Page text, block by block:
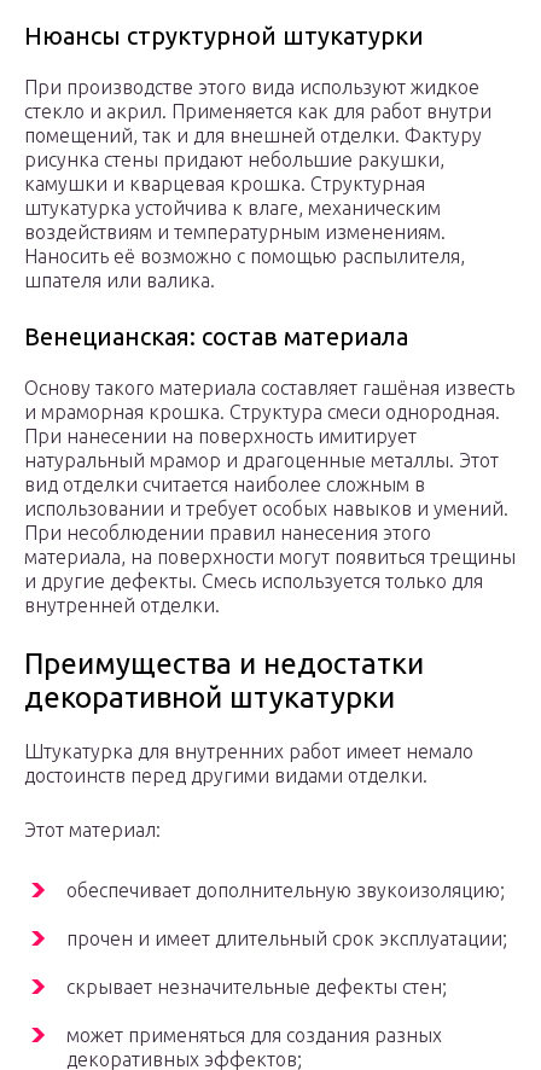
Нюансы структурной штукатурки
При производстве этого вида используют жидкое
стекло и акрил. Применяется как для работ внутри
помещений, так и для внешней отделки. Фактуру
рисунка стены придают небольшие ракушки,
камушки и кварцевая крошка. Структурная
штукатурка устойчива к влаге, механическим
воздействиям и температурным изменениям.
Наносить её возможно с помощью распылителя,
шпателя или валика.
Венецианская: состав материала
Основу такого материала составляет гашёная известь
и мраморная крошка. Структура смеси однородная.
При нанесении на поверхность имитирует
натуральный мрамор и драгоценные металлы. Этот
вид отделки считается наиболее сложным в
использовании и требует особых навыков и умений.
При несоблюдении правил нанесения этого
материала, на поверхности могут появиться трещины
и другие дефекты. Смесь используется только для
внутренней отделки.
Преимущества и недостатки
декоративной штукатурки
Штукатурка для внутренних работ имеет немало
достоинств перед другими видами отделки.
Этот материал:
обеспечивает дополнительную звукоизоляцию;
прочен и имеет длительный срок эксплуатации;
скрывает незначительные дефекты стен;
может применяться для создания разных
декоративных эффектов;